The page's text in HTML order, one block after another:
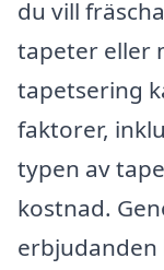
du vill
tapeter eller
tapetsering
faktorer,
typen av
kostnad.
erbjudanden